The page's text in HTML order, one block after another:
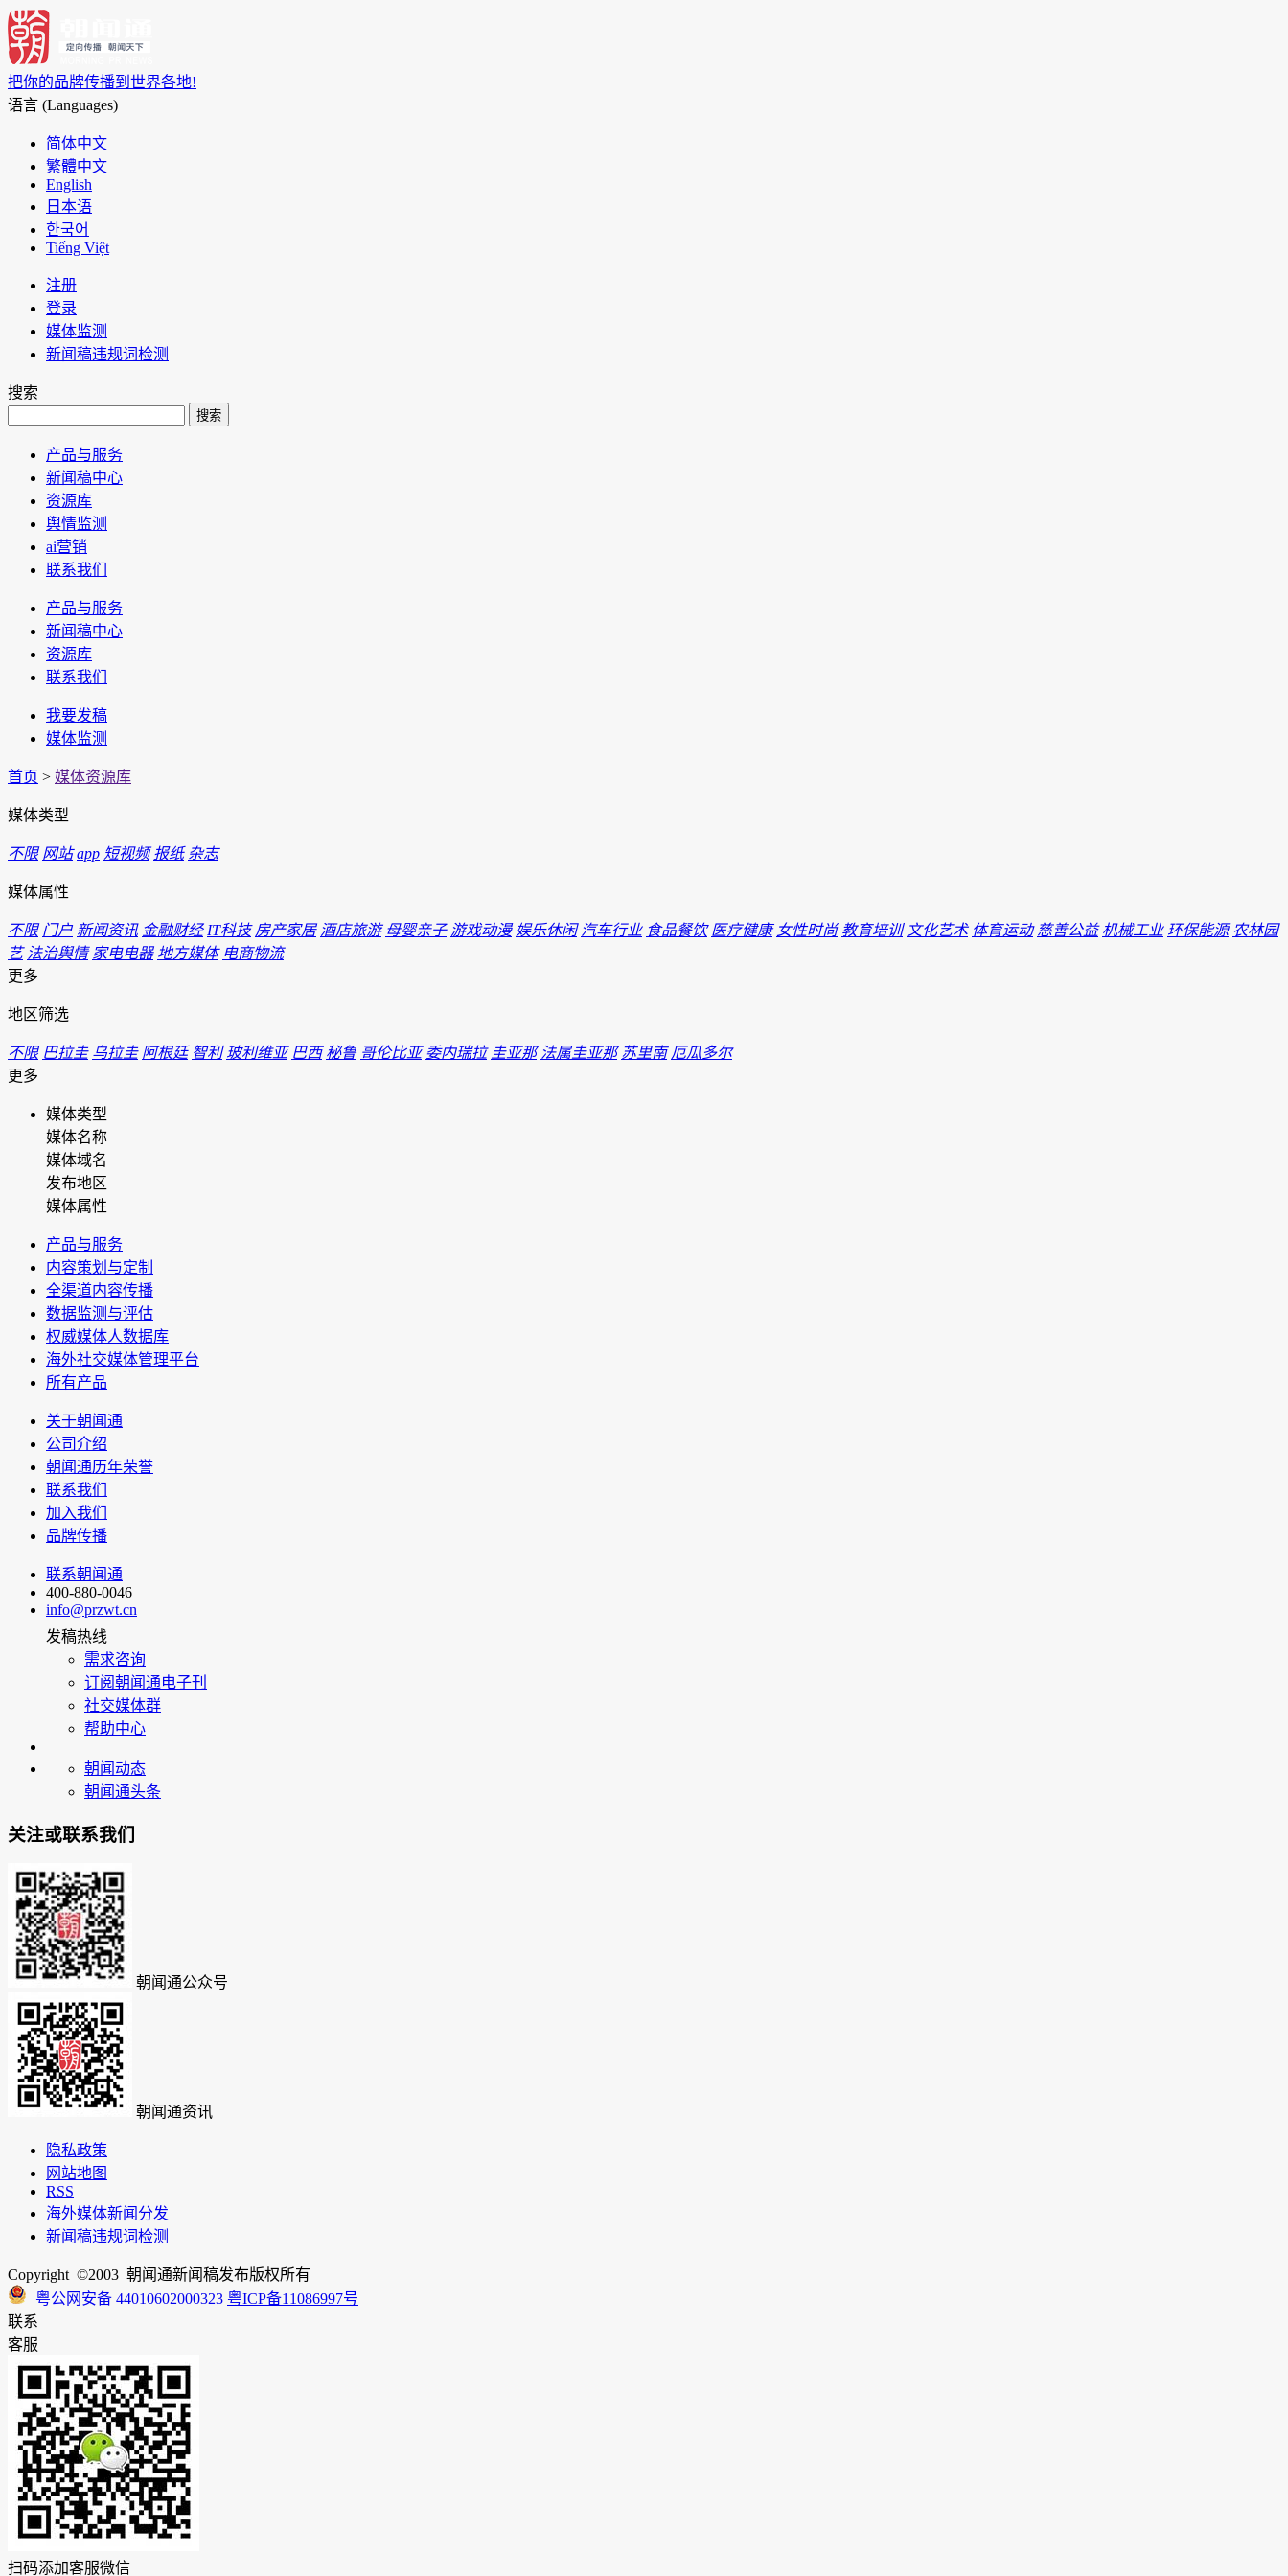
把你的品牌传播到世界各地!
语言 (Languages)
简体中文
繁體中文
English
日本语
한국어
Tiếng Việt
注册
登录
媒体监测
新闻稿违规词检测
搜索
搜索
产品与服务
新闻稿中心
资源库
舆情监测
ai营销
联系我们
产品与服务
新闻稿中心
资源库
联系我们
我要发稿
媒体监测
首页 > 媒体资源库
媒体类型
不限 网站 app 短视频 报纸 杂志
媒体属性
不限 门户 新闻资讯 金融财经 IT科技 房产家居 酒店旅游 母婴亲子 游戏动漫 娱乐休闲 汽车行业 食品餐饮 医疗健康 女性时尚 教育培训 文化艺术 体育运动 慈善公益 机械工业 环保能源 农林园
艺 法治舆情 家电电器 地方媒体 电商物流
更多
地区筛选
不限 巴拉圭 乌拉圭 阿根廷 智利 玻利维亚 巴西 秘鲁 哥伦比亚 委内瑞拉 圭亚那 法属圭亚那 苏里南 厄瓜多尔
更多
媒体类型
媒体名称
媒体域名
发布地区
媒体属性
产品与服务
内容策划与定制
全渠道内容传播
数据监测与评估
权威媒体人数据库
海外社交媒体管理平台
所有产品
关于朝闻通
公司介绍
朝闻通历年荣誉
联系我们
加入我们
品牌传播
联系朝闻通
400-880-0046
info@przwt.cn
发稿热线
需求咨询
订阅朝闻通电子刊
社交媒体群
帮助中心
朝闻动态
朝闻通头条
关注或联系我们
朝闻通公众号
朝闻通资讯
隐私政策
网站地图
RSS
海外媒体新闻分发
新闻稿违规词检测
Copyright ©2003 朝闻通新闻稿发布版权所有
粤公网安备 44010602000323 粤ICP备11086997号
联系
客服
扫码添加客服微信